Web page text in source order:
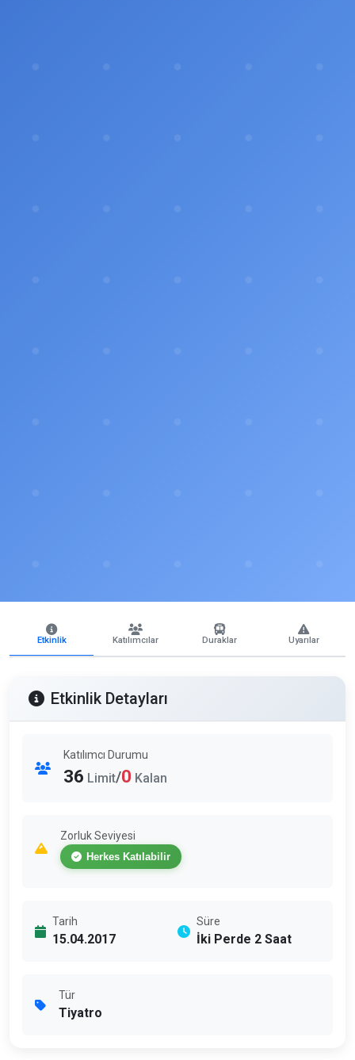
Etkinlik Katılımcılar Duraklar Uyarılar
Etkinlik Detayları
Katılımcı Durumu
36 Limit/0 Kalan
Zorluk Seviyesi
Herkes Katılabilir
Tarih
15.04.2017
Süre
İki Perde 2 Saat
Tür
Tiyatro